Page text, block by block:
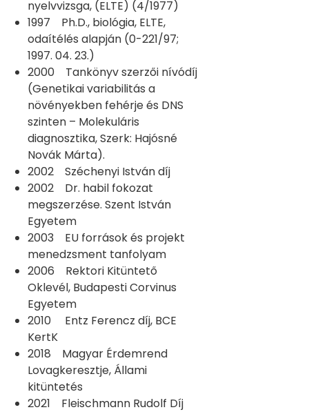
nyelvvizsga, (ELTE) (4/1977)
1997 Ph.D., biológia, ELTE,
odaítélés alapján (0-221/97;
1997. 04. 23.)
2000 Tankönyv szerzői nívódíj
(Genetikai variabilitás a
növényekben fehérje és DNS
szinten – Molekuláris
diagnosztika, Szerk: Hajósné
Novák Márta).
2002 Széchenyi István díj
2002 Dr. habil fokozat
megszerzése. Szent István
Egyetem
2003 EU források és projekt
menedzsment tanfolyam
2006 Rektori Kitüntető
Oklevél, Budapesti Corvinus
Egyetem
2010 Entz Ferencz díj, BCE
KertK
2018 Magyar Érdemrend
Lovagkeresztje, Állami
kitüntetés
2021 Fleischmann Rudolf Díj